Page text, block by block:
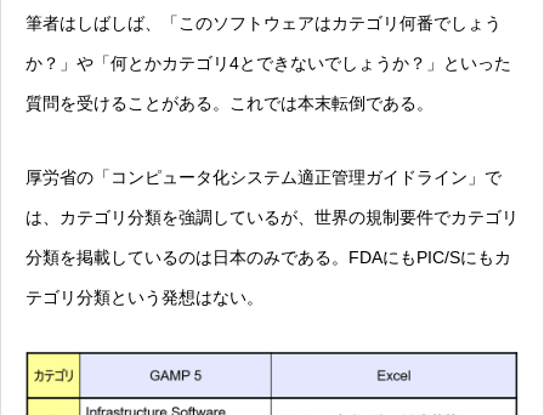
筆者はしばしば、「このソフトウェアはカテゴリ何番でしょう
か？」や「何とかカテゴリ4とできないでしょうか？」といった
質問を受けることがある。これでは本末転倒である。
厚労省の「コンピュータ化システム適正管理ガイドライン」で
は、カテゴリ分類を強調しているが、世界の規制要件でカテゴリ
分類を掲載しているのは日本のみである。FDAにもPIC/Sにもカ
テゴリ分類という発想はない。